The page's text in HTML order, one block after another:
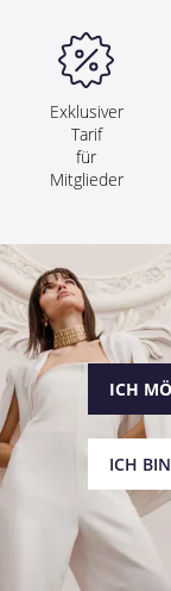
Exklusiver
Tarif
für
Mitglieder
ICH
ICH